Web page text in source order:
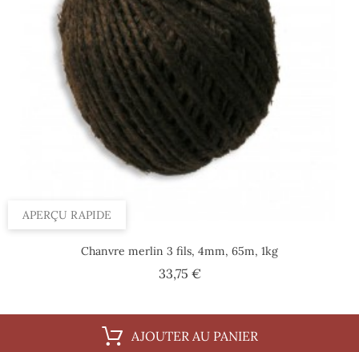
APERÇU RAPIDE
Chanvre merlin 3 fils, 4mm, 65m, 1kg
33,75 €Prix
AJOUTER AU PANIER